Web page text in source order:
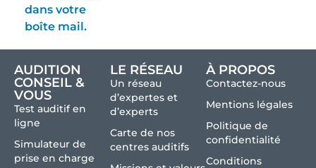
dans votre
boîte mail.
AUDITION
CONSEIL &
VOUS
Test auditif en
ligne
Simulateur de
prise en charge
LE RÉSEAU
Un réseau
d’expertes et
d’experts
Carte de nos
centres auditifs
À PROPOS
Contactez-nous
Mentions légales
Politique de
confidentialité
Conditions